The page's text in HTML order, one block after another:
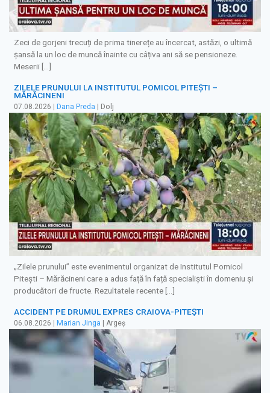
Zeci de gorjeni trecuți de prima tinerețe au încercat, astăzi, o ultimă
șansă la un loc de muncă înainte cu câțiva ani să se pensioneze.
Meserii […]
ZILELE PRUNULUI LA INSTITUTUL POMICOL PITEȘTI –
MĂRĂCINENI
07.08.2026 | Dana Preda | Dolj
„Zilele prunului” este evenimentul organizat de Institutul Pomicol
Pitești – Mărăcineni care a adus față în față specialiști în domeniu și
producători de fructe. Rezultatele recente […]
ACCIDENT PE DRUMUL EXPRES CRAIOVA-PITEȘTI
06.08.2026 Marian Jinga | Argeș